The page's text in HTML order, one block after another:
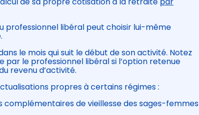
professionnel libéral peut choisir lui-même
le mois qui suit le début de son activité. Notez
le professionnel libéral si l’option retenue
revenu d’activité.
propres à certains régimes :
de vieillesse des sages-femmes